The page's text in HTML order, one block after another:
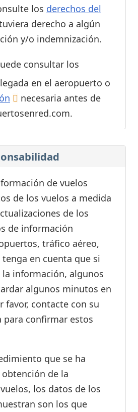
los derechos del
derecho a algún
y/o indemnización.
consultar los
en el aeropuerto o
necesaria antes de
de vuelos
de los vuelos a medida
de los
de información
tráfico aéreo,
en cuenta que si
la información, algunos
algunos minutos en
favor, contacte con su
para confirmar estos
que se ha
de la
los datos de los
son los que